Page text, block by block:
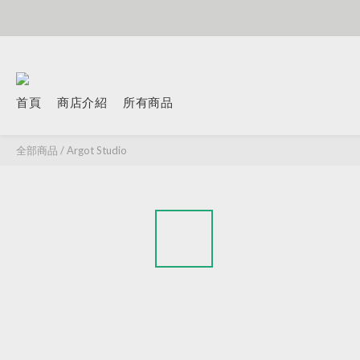
首頁 商店介紹 所有商品
全部商品 /Argot Studio